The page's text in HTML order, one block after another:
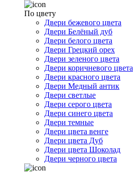
По цвету
Двери бежевого цвета
Двери Белёный дуб
Двери белого цвета
Двери Грецкий орех
Двери зеленого цвета
Двери коричневого цвета
Двери красного цвета
Двери Медный антик
Двери светлые
Двери серого цвета
Двери синего цвета
Двери темные
Двери цвета венге
Двери цвета Дуб
Двери цвета Шоколад
Двери черного цвета